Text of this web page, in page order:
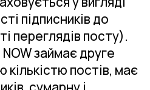
підписників до
переглядів посту).
займає друге
кількістю постів, має